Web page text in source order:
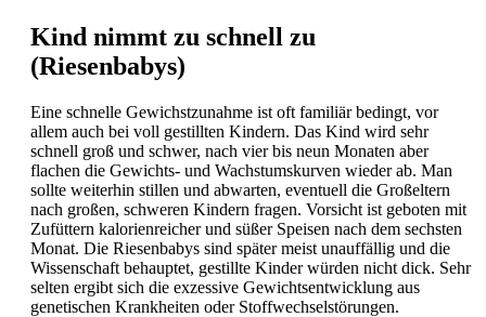
Kind nimmt zu schnell zu
(Riesenbabys)
Eine schnelle Gewichstzunahme ist oft familiär bedingt, vor
allem auch bei voll gestillten Kindern. Das Kind wird sehr
schnell groß und schwer, nach vier bis neun Monaten aber
flachen die Gewichts- und Wachstumskurven wieder ab. Man
sollte weiterhin stillen und abwarten, eventuell die Großeltern
nach großen, schweren Kindern fragen. Vorsicht ist geboten mit
Zufüttern kalorienreicher und süßer Speisen nach dem sechsten
Monat. Die Riesenbabys sind später meist unauffällig und die
Wissenschaft behauptet, gestillte Kinder würden nicht dick. Sehr
selten ergibt sich die exzessive Gewichtsentwicklung aus
genetischen Krankheiten oder Stoffwechselstörungen.